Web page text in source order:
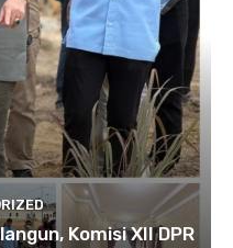
Komisi XII DPR